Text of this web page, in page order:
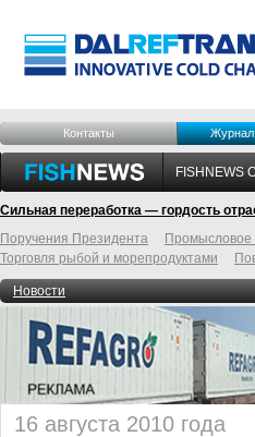
Контакты Журнал
FISHNEWS
Сильная переработка — гордость
Поручения Президента
Промысловое
Торговля рыбой и морепродуктами
Новости
16 августа 2010 года